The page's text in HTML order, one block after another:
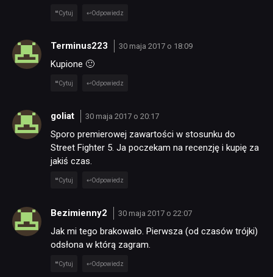
Cytuj Odpowiedz
Terminus223 30 maja 2017 o 18:09
Kupione 🙂
Cytuj Odpowiedz
goliat 30 maja 2017 o 20:17
Sporo premierowej zawartości w stosunku do
Street Fighter 5. Ja poczekam na recenzję i kupię za
jakiś czas.
Cytuj Odpowiedz
Bezimienny2 30 maja 2017 o 22:07
Jak mi tego brakowało. Pierwsza (od czasów trójki)
odsłona w którą zagram.
Cytuj Odpowiedz